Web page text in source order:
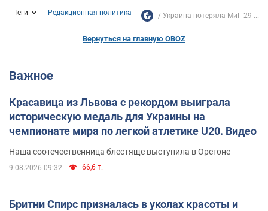
Теги Редакционная политика Украина потеряла МиГ-29 ...
Вернуться на главную OBOZ
Важное
Красавица из Львова с рекордом выиграла
историческую медаль для Украины на
чемпионате мира по легкой атлетике U20. Видео
Наша соотечественница блестяще выступила в Орегоне
9.08.2026 09:32 66,6 т.
Бритни Спирс призналась в уколах красоты и